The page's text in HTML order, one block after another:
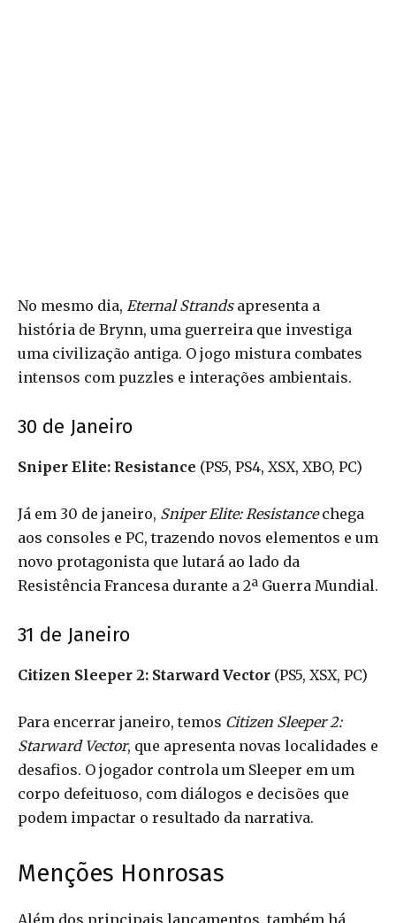
No mesmo dia, Eternal Strandsapresenta a
história de Brynn, uma guerreira que investiga
uma civilização antiga. O jogo mistura combates
intensos com puzzles e interações ambientais.
30 de Janeiro
Sniper Elite: Resistance (PS5, PS4, XSX, XBO, PC)
Já em 30 de janeiro, Sniper Elite: Resistancechega
aos consoles e PC, trazendo novos elementos e um
novo protagonista que lutará ao lado da
Resistência Francesa durante a 2ª Guerra Mundial.
31 de Janeiro
Citizen Sleeper 2: Starward Vector (PS5, XSX, PC)
Para encerrar janeiro, temos Citizen Sleeper 2:
Starward Vector, que apresenta novas localidades e
desafios. O jogador controla um Sleeper em um
corpo defeituoso, com diálogos e decisões que
podem impactar o resultado da narrativa.
Menções Honrosas